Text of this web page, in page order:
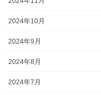
2024年10月
2024年9月
2024年8月
2024年7月